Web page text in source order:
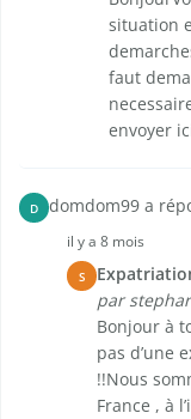
situation
faut
envoyer
D domdom99 a
il y a 8 mois
S
par
Bonjour à
pas d’une
!!Nous
France , à